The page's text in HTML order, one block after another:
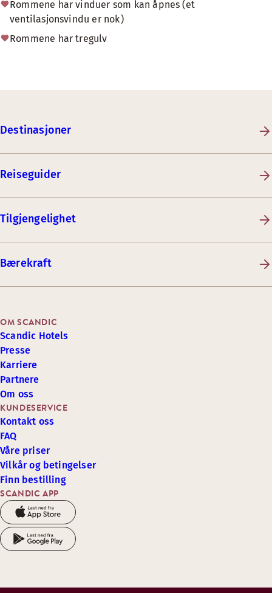
Rommene har vinduer som kan åpnes (et
ventilasjonsvindu er nok)
Rommene har tregulv
Destinasjoner
Reiseguider
Tilgjengelighet
Bærekraft
SCANDIC APP
KUNDESERVICE
Kontakt oss
FAQ
Våre priser
Vilkår og betingelser
Finn bestilling
OM SCANDIC
Scandic Hotels
Presse
Karriere
Partnere
Om oss